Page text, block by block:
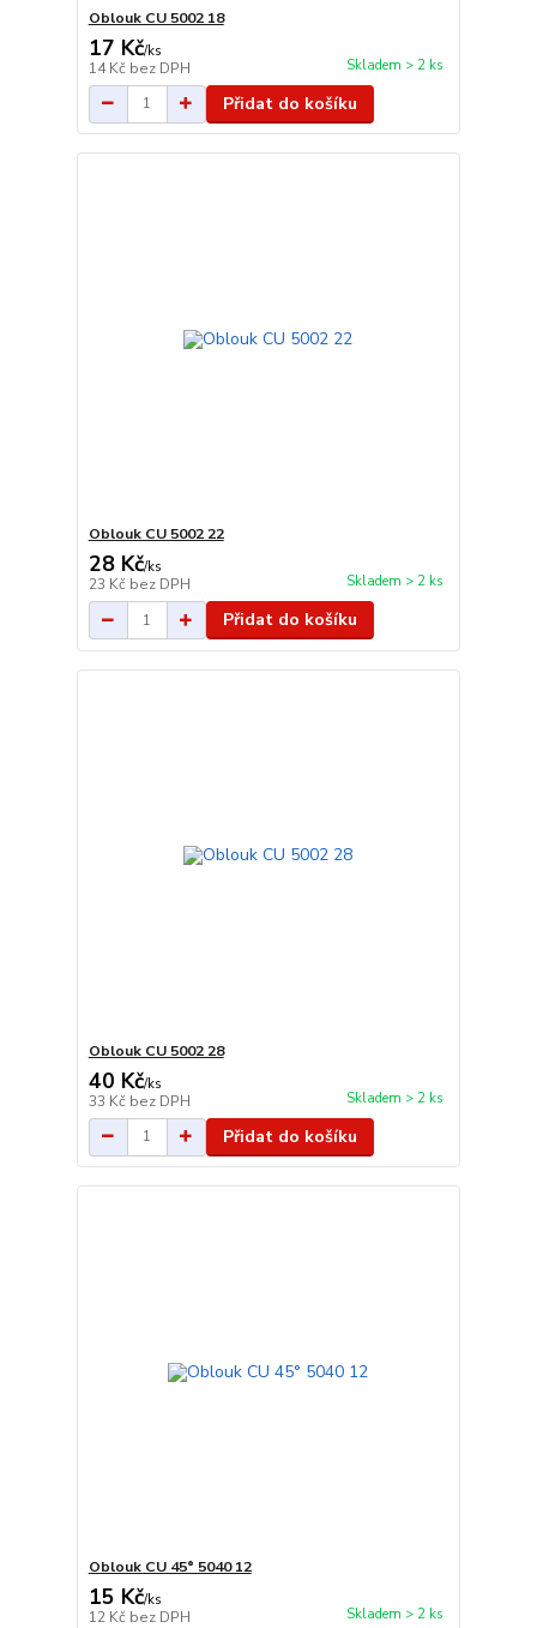
Oblouk CU 5002 18
17 Kč/ks
14 Kč bez DPH Skladem > 2 ks
Přidat do košíku
Oblouk CU 5002 22
28 Kč/ks
23 Kč bez DPH Skladem > 2 ks
Přidat do košíku
Oblouk CU 5002 28
40 Kč/ks
33 Kč bez DPH Skladem > 2 ks
Přidat do košíku
Oblouk CU 45° 5040 12
15 Kč/ks
12 Kč bez DPH Skladem > 2 ks